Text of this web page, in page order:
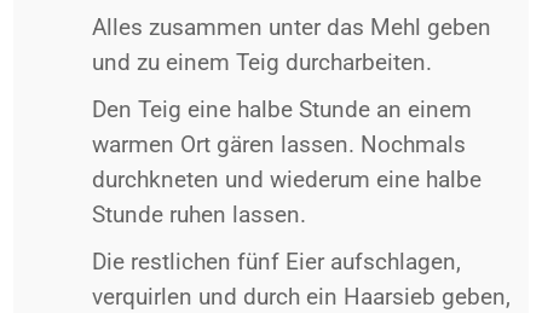
Alles zusammen unter das Mehl geben
und zu einem Teig durcharbeiten.
Den Teig eine halbe Stunde an einem
warmen Ort gären lassen. Nochmals
durchkneten und wiederum eine halbe
Stunde ruhen lassen.
Die restlichen fünf Eier aufschlagen,
verquirlen und durch ein Haarsieb geben,